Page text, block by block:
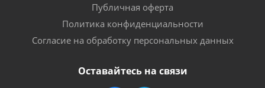
Публичная оферта
Политика конфиденциальности
Согласие на обработку персональных данных
Оставайтесь на связи